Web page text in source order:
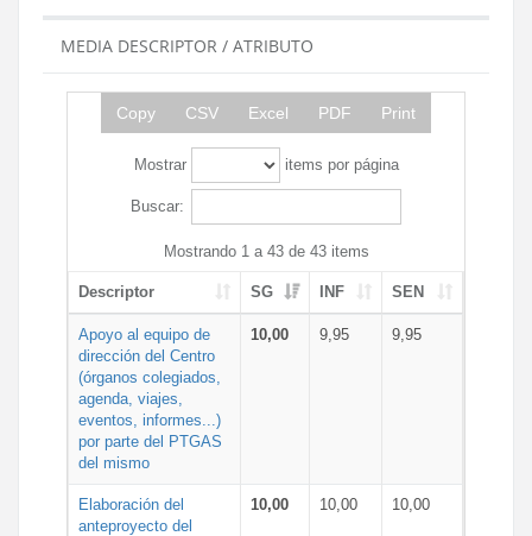
MEDIA DESCRIPTOR / ATRIBUTO
Copy CSV Excel PDF Print
Mostrar items por página
Buscar:
Mostrando 1 a 43 de 43 items
Descriptor SG INF SEN
Apoyo al equipo de
dirección del Centro
(órganos colegiados,
agenda, viajes,
eventos, informes...)
por parte del PTGAS
del mismo
10,00 9,95 9,95
Elaboración del
anteproyecto del
10,00 10,00 10,00